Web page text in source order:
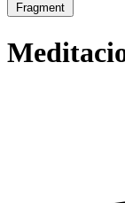
Fragment